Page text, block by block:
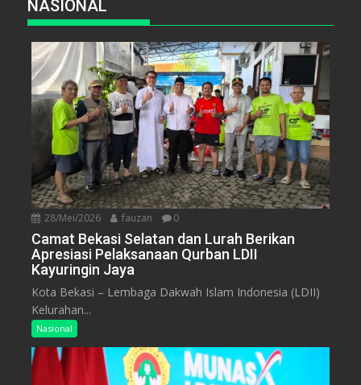
NASIONAL
28/Mei/2026 fauzan 0
Camat Bekasi Selatan dan Lurah Berikan
Apresiasi Pelaksanaan Qurban LDII
Kayuringin Jaya
Kota Bekasi – Lembaga Dakwah Islam Indonesia (LDII)
Kelurahan...
Nasional